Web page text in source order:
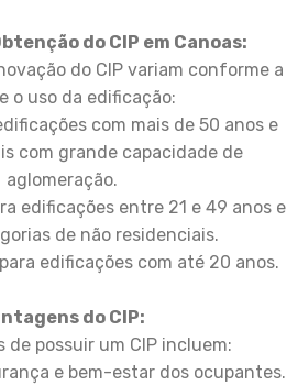
do CIP em Canoas:
do CIP variam conforme a
o uso da edificação:
com mais de 50 anos e
com grande capacidade de
aglomeração.
edificações entre 21 e 49 anos e
de não residenciais.
edificações com até 20 anos.
do CIP:
de possuir um CIP incluem:
e bem-estar dos ocupantes.